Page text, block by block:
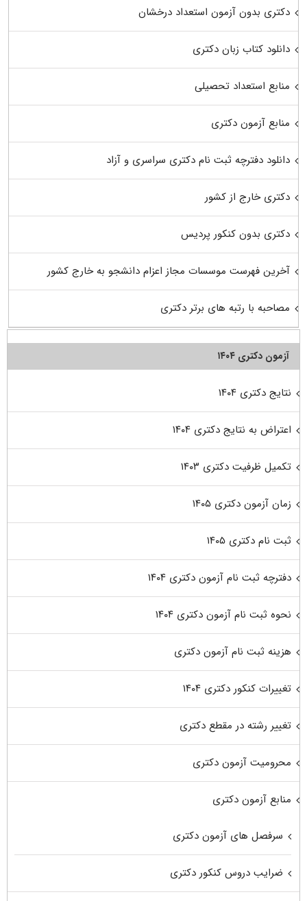
دکتری بدون آزمون استعداد درخشان
دانلود کتاب زبان دکتری
منابع استعداد تحصیلی
منابع آزمون دکتری
دانلود دفترچه ثبت نام دکتری سراسری و آزاد
دکتری خارج از کشور
دکتری بدون کنکور پردیس
آخرین فهرست موسسات مجاز اعزام دانشجو به خارج کشور
مصاحبه با رتبه های برتر دکتری
آزمون دکتری ۱۴۰۴
نتایج دکتری ۱۴۰۴
اعتراض به نتایج دکتری ۱۴۰۴
تکمیل ظرفیت دکتری ۱۴۰۳
زمان آزمون دکتری ۱۴۰۵
ثبت نام دکتری ۱۴۰۵
دفترچه ثبت نام آزمون دکتری ۱۴۰۴
نحوه ثبت نام آزمون دکتری ۱۴۰۴
هزینه ثبت نام آزمون دکتری
تغییرات کنکور دکتری ۱۴۰۴
تغییر رشته در مقطع دکتری
محرومیت آزمون دکتری
منابع آزمون دکتری
سرفصل های آزمون دکتری
ضرایب دروس کنکور دکتری